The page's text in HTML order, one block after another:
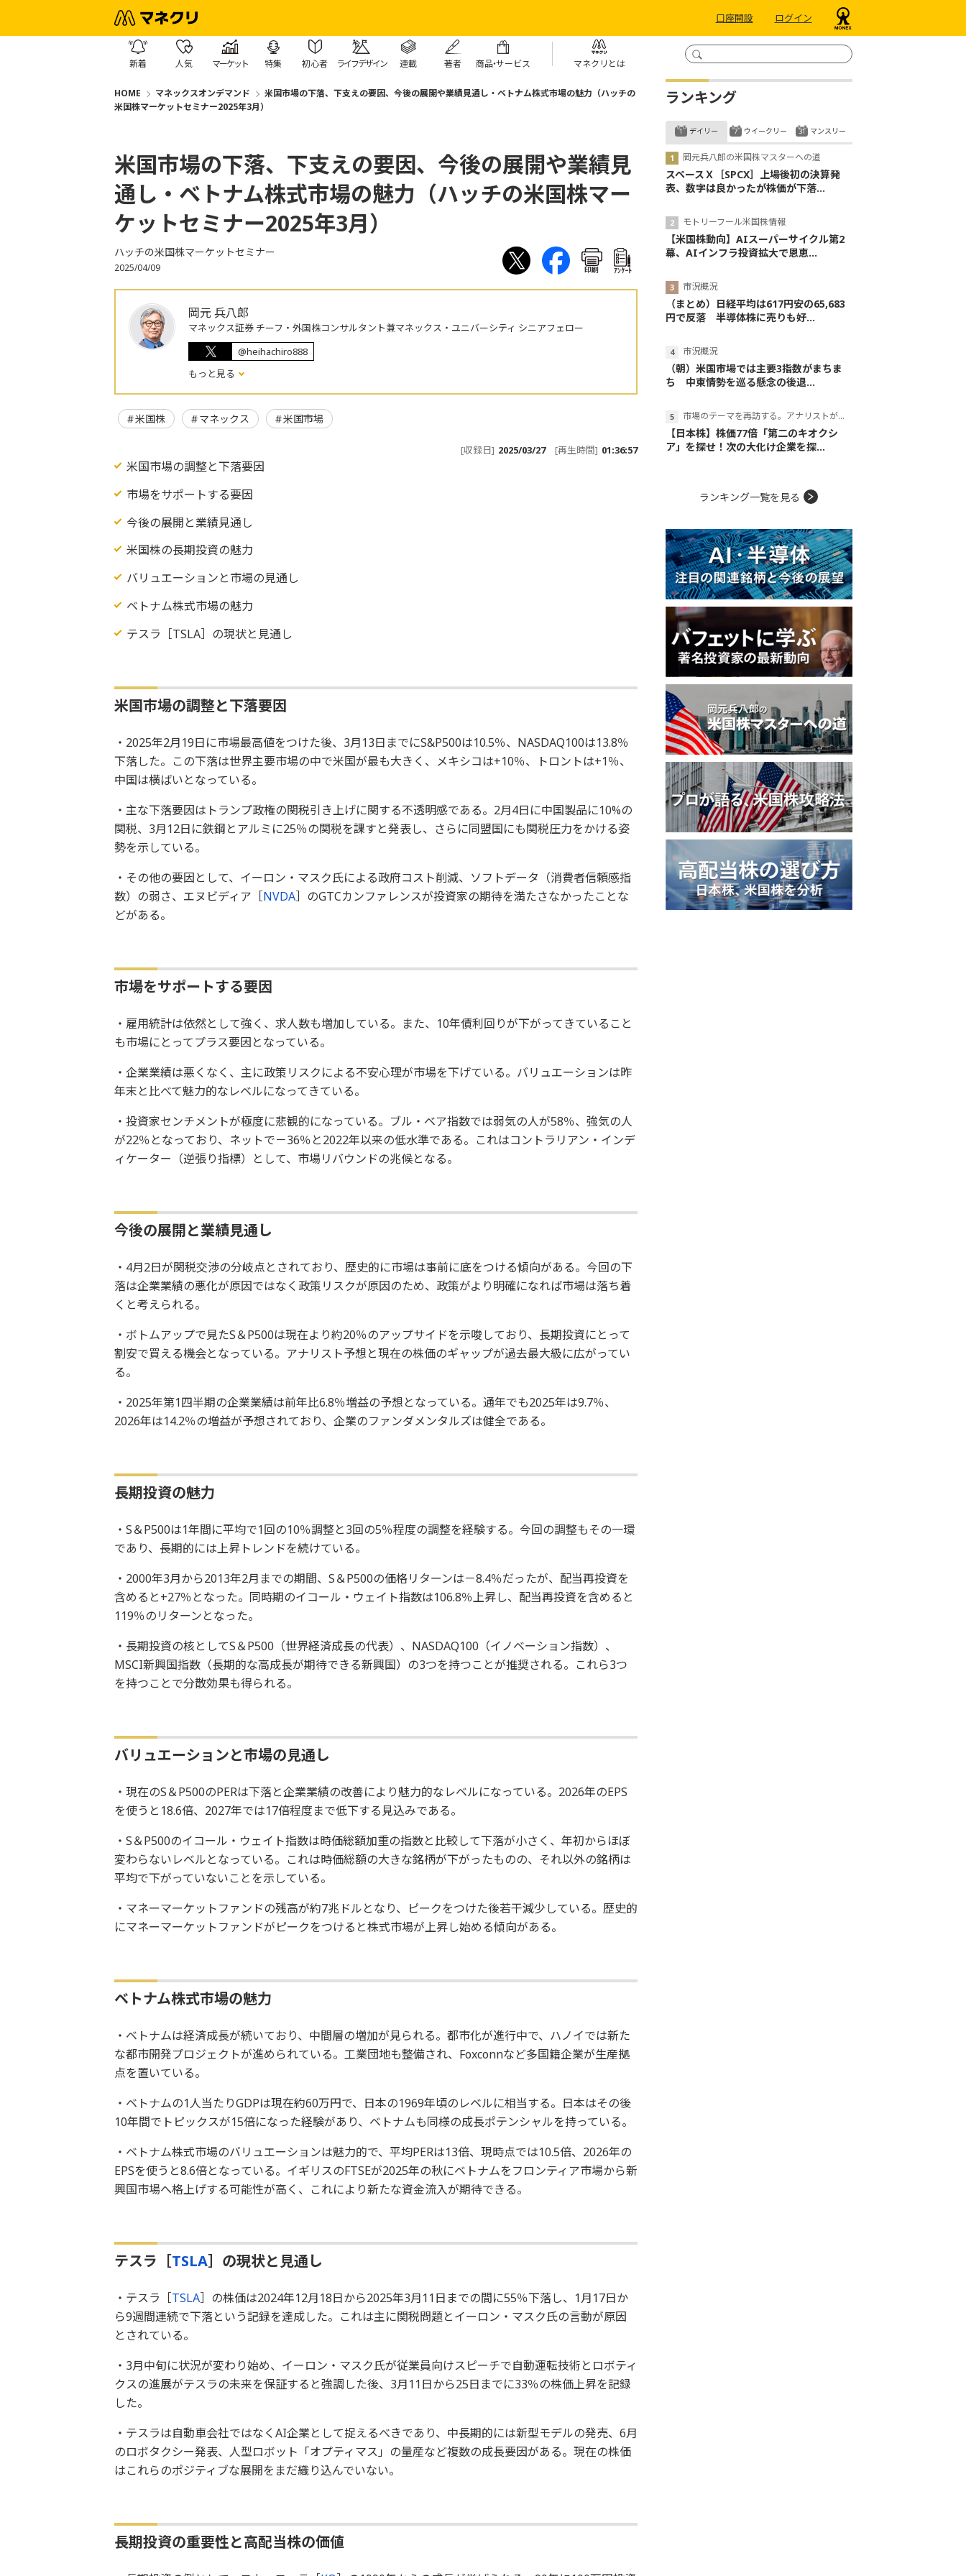
口座開設 ログイン
新着 人気 マーケット 特集 初心者 ライフデザイン 連載 著者 商品・サービス マネクリとは
HOME マネックスオンデマンド
米国市場の下落、下支えの要因、今後の展開や業績見通し・ベトナム株式市場の魅力（ハッチの
米国株マーケットセミナー2025年3月）
米国市場の下落、下支えの要因、今後の展開や業績見
通し・ベトナム株式市場の魅力（ハッチの米国株マー
ケットセミナー2025年3月）
ハッチの米国株マーケットセミナー
2025/04/09 印刷 ｱﾝｹｰﾄ
岡元 兵八郎
マネックス証券 チーフ・外国株コンサルタント兼マネックス・ユニバーシティ シニアフェロー
@heihachiro888
もっと見る
米国株 マネックス 米国市場
[収録日] 2025/03/27 [再生時間] 01:36:57
米国市場の調整と下落要因
市場をサポートする要因
今後の展開と業績見通し
米国株の長期投資の魅力
バリュエーションと市場の見通し
ベトナム株式市場の魅力
テスラ［TSLA］の現状と見通し
米国市場の調整と下落要因
・2025年2月19日に市場最高値をつけた後、3月13日までにS&P500は10.5％、NASDAQ100は13.8％
下落した。この下落は世界主要市場の中で米国が最も大きく、メキシコは+10％、トロントは+1％、
中国は横ばいとなっている。
・主な下落要因はトランプ政権の関税引き上げに関する不透明感である。2月4日に中国製品に10%の
関税、3月12日に鉄鋼とアルミに25％の関税を課すと発表し、さらに同盟国にも関税圧力をかける姿
勢を示している。
・その他の要因として、イーロン・マスク氏による政府コスト削減、ソフトデータ（消費者信頼感指
数）の弱さ、エヌビディア［NVDA］のGTCカンファレンスが投資家の期待を満たさなかったことな
どがある。
市場をサポートする要因
・雇用統計は依然として強く、求人数も増加している。また、10年債利回りが下がってきていること
も市場にとってプラス要因となっている。
・企業業績は悪くなく、主に政策リスクによる不安心理が市場を下げている。バリュエーションは昨
年末と比べて魅力的なレベルになってきている。
・投資家センチメントが極度に悲観的になっている。ブル・ベア指数では弱気の人が58％、強気の人
が22％となっており、ネットで－36％と2022年以来の低水準である。これはコントラリアン・インデ
ィケーター（逆張り指標）として、市場リバウンドの兆候となる。
今後の展開と業績見通し
・4月2日が関税交渉の分岐点とされており、歴史的に市場は事前に底をつける傾向がある。今回の下
落は企業業績の悪化が原因ではなく政策リスクが原因のため、政策がより明確になれば市場は落ち着
くと考えられる。
・ボトムアップで見たS＆P500は現在より約20％のアップサイドを示唆しており、長期投資にとって
割安で買える機会となっている。アナリスト予想と現在の株価のギャップが過去最大級に広がってい
る。
・2025年第1四半期の企業業績は前年比6.8％増益の予想となっている。通年でも2025年は9.7％、
2026年は14.2％の増益が予想されており、企業のファンダメンタルズは健全である。
長期投資の魅力
・S＆P500は1年間に平均で1回の10％調整と3回の5％程度の調整を経験する。今回の調整もその一環
であり、長期的には上昇トレンドを続けている。
・2000年3月から2013年2月までの期間、S＆P500の価格リターンは－8.4％だったが、配当再投資を
含めると+27％となった。同時期のイコール・ウェイト指数は106.8％上昇し、配当再投資を含めると
119％のリターンとなった。
・長期投資の核としてS＆P500（世界経済成長の代表）、NASDAQ100（イノベーション指数）、
MSCI新興国指数（長期的な高成長が期待できる新興国）の3つを持つことが推奨される。これら3つ
を持つことで分散効果も得られる。
バリュエーションと市場の見通し
・現在のS＆P500のPERは下落と企業業績の改善により魅力的なレベルになっている。2026年のEPS
を使うと18.6倍、2027年では17倍程度まで低下する見込みである。
・S＆P500のイコール・ウェイト指数は時価総額加重の指数と比較して下落が小さく、年初からほぼ
変わらないレベルとなっている。これは時価総額の大きな銘柄が下がったものの、それ以外の銘柄は
平均で下がっていないことを示している。
・マネーマーケットファンドの残高が約7兆ドルとなり、ピークをつけた後若干減少している。歴史的
にマネーマーケットファンドがピークをつけると株式市場が上昇し始める傾向がある。
ベトナム株式市場の魅力
・ベトナムは経済成長が続いており、中間層の増加が見られる。都市化が進行中で、ハノイでは新た
な都市開発プロジェクトが進められている。工業団地も整備され、Foxconnなど多国籍企業が生産拠
点を置いている。
・ベトナムの1人当たりGDPは現在約60万円で、日本の1969年頃のレベルに相当する。日本はその後
10年間でトピックスが15倍になった経験があり、ベトナムも同様の成長ポテンシャルを持っている。
・ベトナム株式市場のバリュエーションは魅力的で、平均PERは13倍、現時点では10.5倍、2026年の
EPSを使うと8.6倍となっている。イギリスのFTSEが2025年の秋にベトナムをフロンティア市場から新
興国市場へ格上げする可能性が高く、これにより新たな資金流入が期待できる。
テスラ［TSLA］の現状と見通し
・テスラ［TSLA］の株価は2024年12月18日から2025年3月11日までの間に55％下落し、1月17日か
ら9週間連続で下落という記録を達成した。これは主に関税問題とイーロン・マスク氏の言動が原因
とされている。
・3月中旬に状況が変わり始め、イーロン・マスク氏が従業員向けスピーチで自動運転技術とロボティ
クスの進展がテスラの未来を保証すると強調した後、3月11日から25日までに33％の株価上昇を記録
した。
・テスラは自動車会社ではなくAI企業として捉えるべきであり、中長期的には新型モデルの発売、6月
のロボタクシー発表、人型ロボット「オプティマス」の量産など複数の成長要因がある。現在の株価
はこれらのポジティブな展開をまだ織り込んでいない。
長期投資の重要性と高配当株の価値
ランキング
デイリー
岡元兵八郎の米国株マスターへの道
スペースＸ［SPCX］上場後初の決算発
表、数字は良かったが株価が下落...
モトリーフール米国株情報
【米国株動向】AIスーパーサイクル第2
幕、AIインフラ投資拡大で恩恵...
市況概況
（まとめ）日経平均は617円安の65,683
円で反落 半導体株に売りも好...
市況概況
（朝）米国市場では主要3指数がまちま
ち 中東情勢を巡る懸念の後退...
市場のテーマを再訪する。アナリストが読み解くテーマの本質
【日本株】株価77倍「第二のキオクシ
ア」を探せ！次の大化け企業を探...
ウイークリー マンスリー
ランキング一覧を見る